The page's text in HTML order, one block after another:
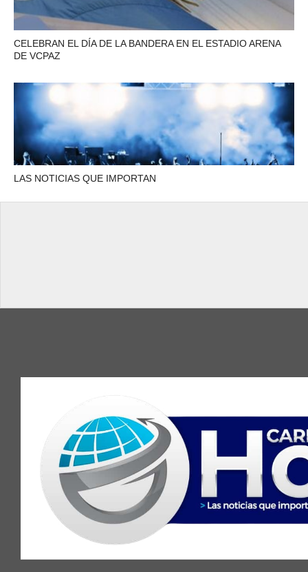
CELEBRAN EL DÍA DE LA BANDERA EN EL ESTADIO ARENA
DE VCPAZ
LAS NOTICIAS QUE IMPORTAN